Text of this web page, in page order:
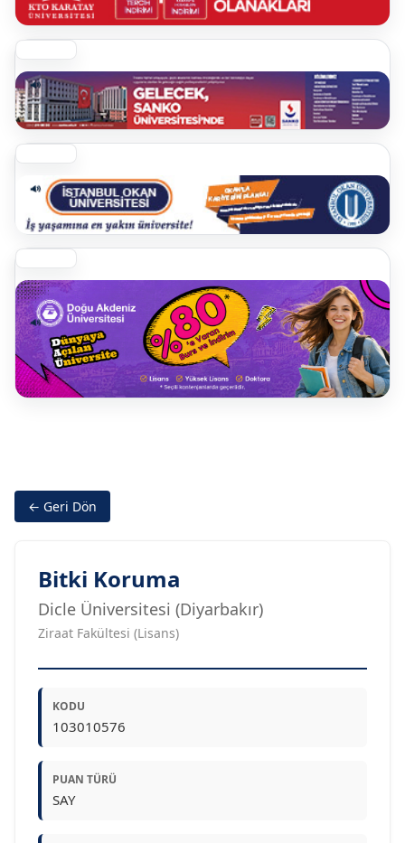
← Geri Dön
Bitki Koruma
Dicle Üniversitesi (Diyarbakır)
Ziraat Fakültesi (Lisans)
KODU
103010576
PUAN TÜRÜ
SAY